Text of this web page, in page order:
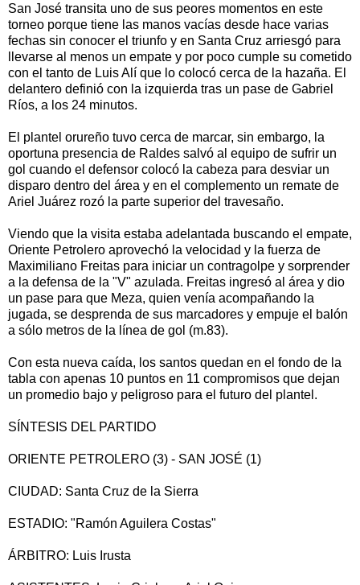
San José transita uno de sus peores momentos en este
torneo porque tiene las manos vacías desde hace varias
fechas sin conocer el triunfo y en Santa Cruz arriesgó para
llevarse al menos un empate y por poco cumple su cometido
con el tanto de Luis Alí que lo colocó cerca de la hazaña. El
delantero definió con la izquierda tras un pase de Gabriel
Ríos, a los 24 minutos.
El plantel orureño tuvo cerca de marcar, sin embargo, la
oportuna presencia de Raldes salvó al equipo de sufrir un
gol cuando el defensor colocó la cabeza para desviar un
disparo dentro del área y en el complemento un remate de
Ariel Juárez rozó la parte superior del travesaño.
Viendo que la visita estaba adelantada buscando el empate,
Oriente Petrolero aprovechó la velocidad y la fuerza de
Maximiliano Freitas para iniciar un contragolpe y sorprender
a la defensa de la "V" azulada. Freitas ingresó al área y dio
un pase para que Meza, quien venía acompañando la
jugada, se desprenda de sus marcadores y empuje el balón
a sólo metros de la línea de gol (m.83).
Con esta nueva caída, los santos quedan en el fondo de la
tabla con apenas 10 puntos en 11 compromisos que dejan
un promedio bajo y peligroso para el futuro del plantel.
SÍNTESIS DEL PARTIDO
ORIENTE PETROLERO (3) - SAN JOSÉ (1)
CIUDAD: Santa Cruz de la Sierra
ESTADIO: "Ramón Aguilera Costas"
ÁRBITRO: Luis Irusta